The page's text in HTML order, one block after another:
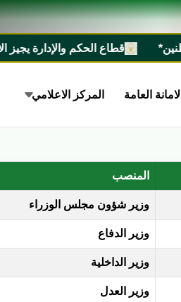
قطاع الحكم والإدارة يجيز الاستراتيجية الوطنية
الامانة العامة المركز الاعلامي
المنصب
وزير شؤون مجلس الوزراء
وزير الدفاع
وزير الداخلية
وزير العدل